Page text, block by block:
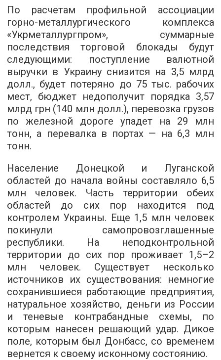
По расчетам профильной ассоциации
горно-металлургического комплекса
«Укрметаллургпром», суммарные
последствия торговой блокады будут
следующими: поступление валютной
выручки в Украину снизится на 3,5 млрд
долл., будет потеряно до 75 тыс. рабочих
мест, бюджет недополучит порядка 3,57
млрд грн (140 млн долл.), перевозка грузов
по железной дороге упадет на 29 млн
тонн, а перевалка в портах — на 6,3 млн
тонн.
Население Донецкой и Луганской
областей до начала войны составляло 6,5
млн человек. Часть территории обеих
областей до сих пор находится под
контролем Украины. Еще 1,5 млн человек
покинули самопровозглашенные
республики. На неподконтрольной
территории до сих пор проживает 1,5–2
млн человек. Существует несколько
источников их существования: немногие
сохранившиеся работающие предприятия,
натуральное хозяйство, деньги из России
и теневые контрабандные схемы, по
которым нанесен решающий удар. Дикое
поле, которым был Донбасс, со временем
вернется к своему исконному состоянию.